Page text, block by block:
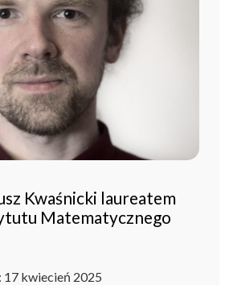
Kwaśnicki laureatem
Matematycznego
kwiecień 2025